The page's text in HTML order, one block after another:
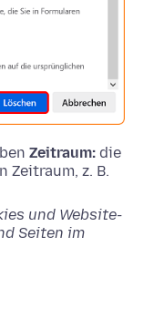
Zeitraum: die
Zeitraum, z. B.
und Website-
Seiten im